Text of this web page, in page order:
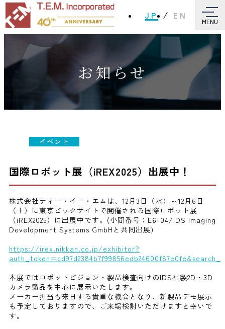
JP EN
MENU
お知らせ
イベント
国際ロボット展（iREX2025）出展中！
株式会社ティー・イー・エムは、12月3日（水）～12月6日
（土）に東京ビックサイトで開催される国際ロボット展
（iREX2025）に出展中です。(小間番号：E6-04/IDS Imaging
Development Systems GmbHと共同出展)
https://irex.nikkan.co.jp/exhibitor?
本展ではロボットビジョン・製品検査向けのIDS社製2D・3D
カメラ製品を中心に展示いたします。
メーカー担当も来日する貴重な機会となり、新製品デモ展示
も予定しておりますので、ご来場検討いただけますと幸いで
す。